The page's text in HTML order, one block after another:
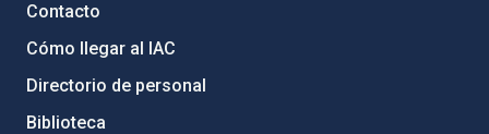
Contacto
Cómo llegar al IAC
Directorio de personal
Biblioteca